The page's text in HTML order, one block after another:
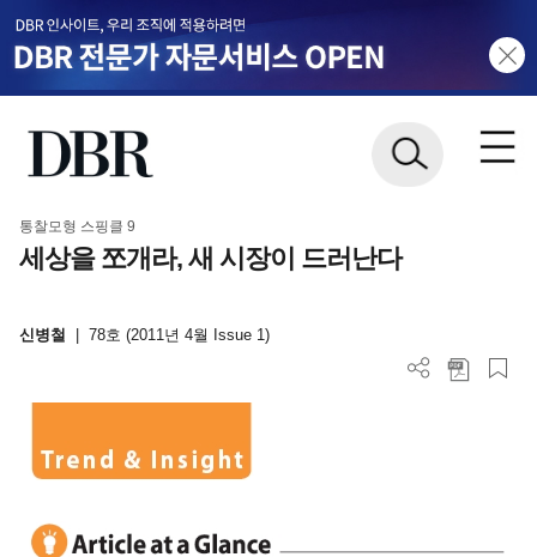
통찰모형 스핑클 9
세상을 쪼개라, 새 시장이 드러난다
신병철 78호 (2011년 4월 Issue 1)